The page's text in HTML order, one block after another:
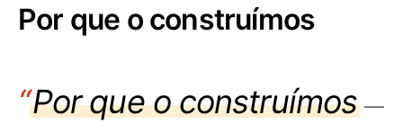
Por que o construímos
“O que ele lê— Cada fonte